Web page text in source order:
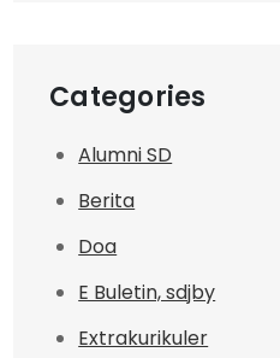
Categories
Alumni SD
Berita
Doa
E Buletin, sdjby
Extrakurikuler